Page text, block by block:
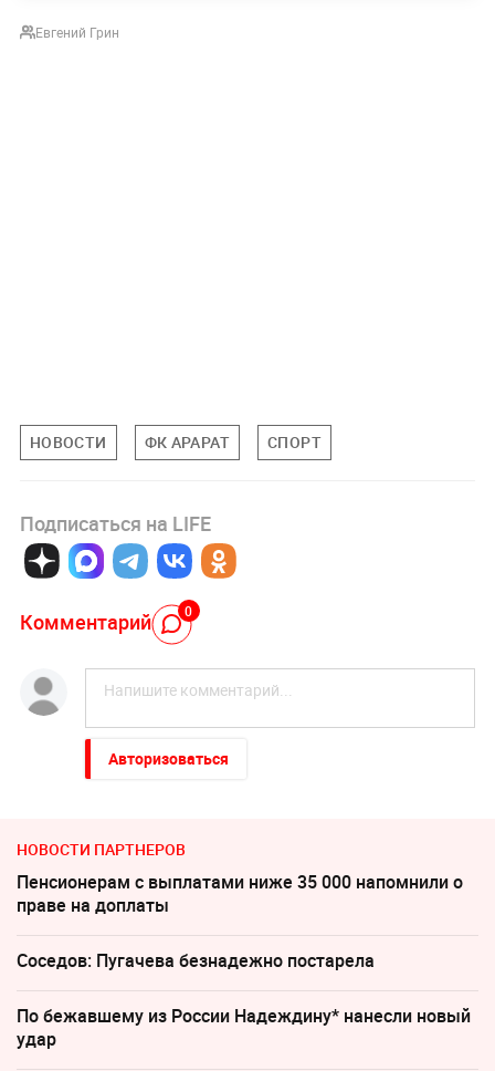
Евгений Грин
НОВОСТИ ФК АРАРАТ СПОРТ
Подписаться на LIFE
Комментарий 0
Авторизоваться
НОВОСТИ ПАРТНЕРОВ
Пенсионерам с выплатами ниже 35 000 напомнили о
праве на доплаты
Соседов: Пугачева безнадежно постарела
По бежавшему из России Надеждину* нанесли новый
удар